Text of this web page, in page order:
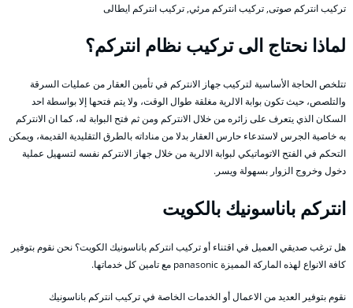
تركيب انتركم صوتى, تركيب انتركم مرئي, تركيب انتركم ايطالى
لماذا نحتاج الى تركيب نظام انتركم؟
تتلخص الحاجة الأساسية لتركيب جهاز الانتركم في تأمين العقار من عمليات السرقة
والتلصص، حيث تكون بوابة الالرية مغلقة طوال الوقت، ولا يتم فتحها إلا بواسطة احد
السكان الذي يتعرف على زائره من خلال الانتركم ومن ثم فتح البوابة له، كما ان الانتركم
به خاصية الجرس لاستدعاء حارس العقار بدلا من مناداته بالطرق التقليدية القديمة، ويمكن
التحكم في الفتح الاتوماتيكي لبوابة الالرية من خلال جهاز الانتركم نفسه لتسهيل عملية
دخول وخروج الزوار بسهولة ويسر.
انتركم باناسونيك بالكويت
هل ترغب صديقي العميل في اقتناء أو تركيب انتركم باناسونيك الكويت؟ نحن نقوم بتوفير
كافة الانواع لهذه الماركة المميزة panasonic مع تامين كل خدماتها.
نقوم بتوفير العديد من الاعمال أو الخدمات الخاصة في تركيب انتركم باناسونيك